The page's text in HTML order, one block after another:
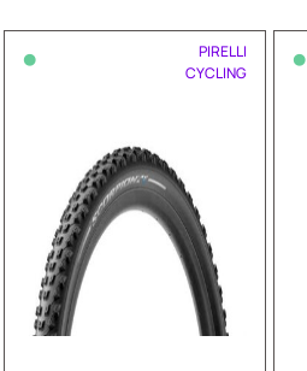
•
PIRELLI
CYCLING
•